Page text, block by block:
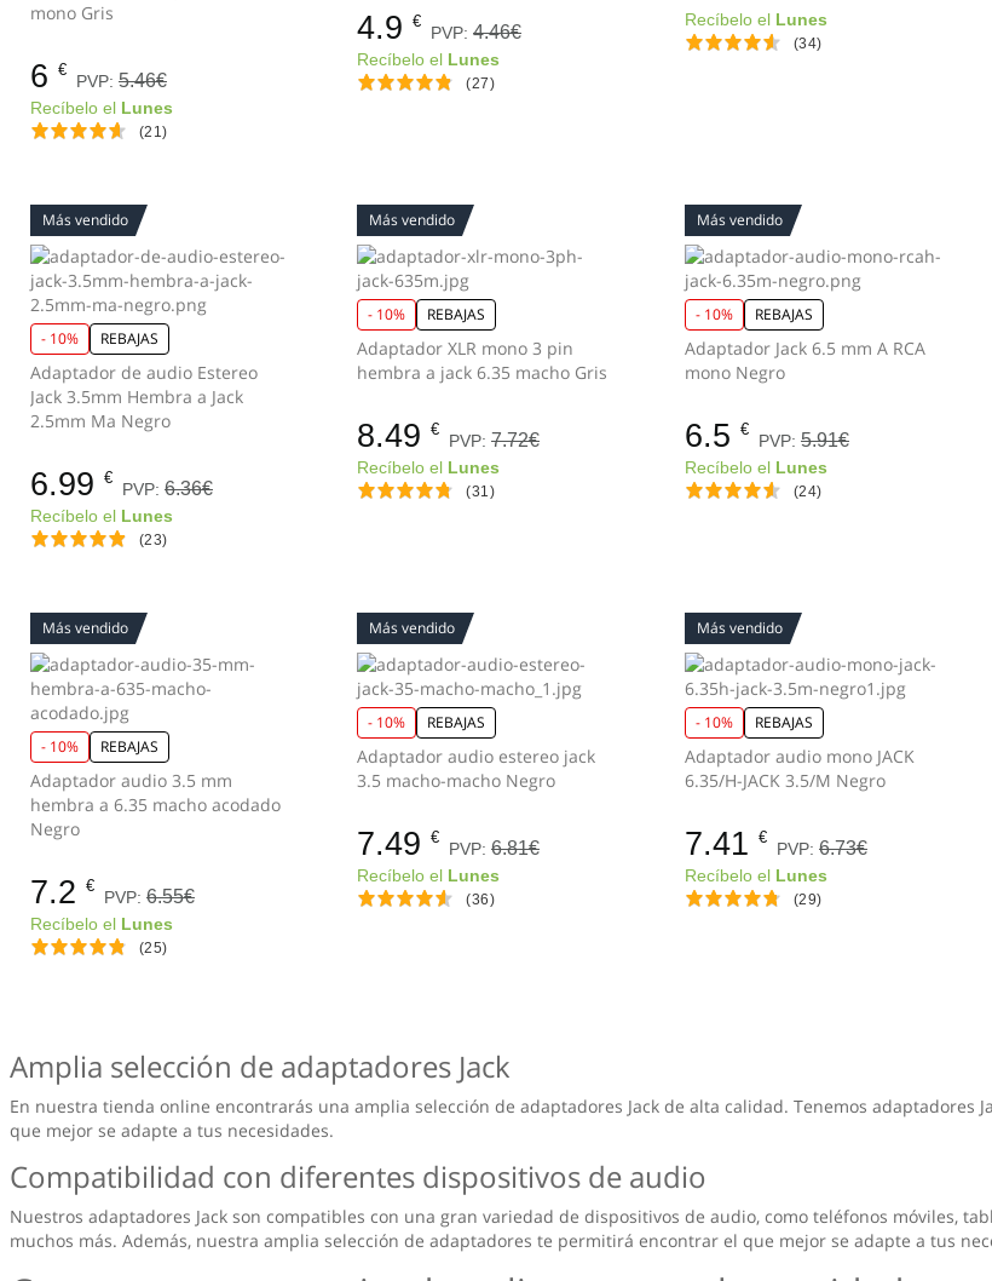
mono Gris
6 €
PVP: 5.46€
Recíbelo el Lunes
(21)
4.9 €
PVP:4.46€
Recíbelo el Lunes
(27)
Recíbelo el Lunes
(34)
Más vendido
- 10% REBAJAS
Adaptador de audio Estereo
Jack 3.5mm Hembra a Jack
2.5mm Ma Negro
6.99 €
PVP: 6.36€
Recíbelo el Lunes
(23)
Más vendido
- 10% REBAJAS
Adaptador XLR mono 3 pin
hembra a jack 6.35 macho Gris
8.49 €
PVP:7.72€
Recíbelo el Lunes
(31)
Más vendido
- 10% REBAJAS
Adaptador Jack 6.5 mm A RCA
mono Negro
6.5 €
PVP: 5.91€
Recíbelo el Lunes
(24)
Más vendido
- 10% REBAJAS
Adaptador audio 3.5 mm
hembra a 6.35 macho acodado
Negro
7.2 €
PVP: 6.55€
Recíbelo el Lunes
(25)
Más vendido
- 10% REBAJAS
Adaptador audio estereo jack
3.5 macho-macho Negro
7.49 €
PVP:6.81€
Recíbelo el Lunes
(36)
Más vendido
- 10% REBAJAS
Adaptador audio mono JACK
6.35/H-JACK 3.5/M Negro
7.41 €
PVP: 6.73€
Recíbelo el Lunes
(29)
Amplia selección de adaptadores Jack
En nuestra tienda online encontrarás una amplia selección de adaptadores Jack de alta calidad. Tenemos
que mejor se adapte a tus necesidades.
Compatibilidad con diferentes dispositivos de audio
Nuestros adaptadores Jack son compatibles con una gran variedad de dispositivos de audio, como teléfonos móviles,
muchos más. Además, nuestra amplia selección de adaptadores te permitirá encontrar el que mejor se adapte a tus